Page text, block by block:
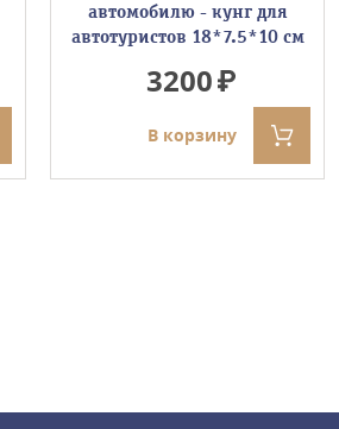
автомобилю - кунг для
автотуристов 18*7.5*10 см
3200
В корзину